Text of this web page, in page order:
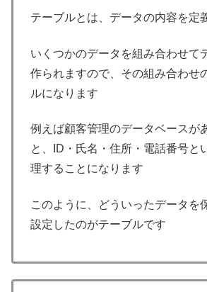
テーブルとは、データの内容を定
いくつかのデータを組み合わせて
作られますので、その組み合わせ
ルになります
例えば顧客管理のデータベースが
と、ID・氏名・住所・電話番号と
理することになります
このように、どういったデータを
設定したのがテーブルです